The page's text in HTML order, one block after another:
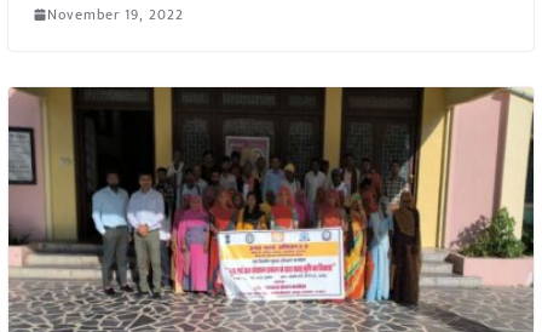
November 19, 2022